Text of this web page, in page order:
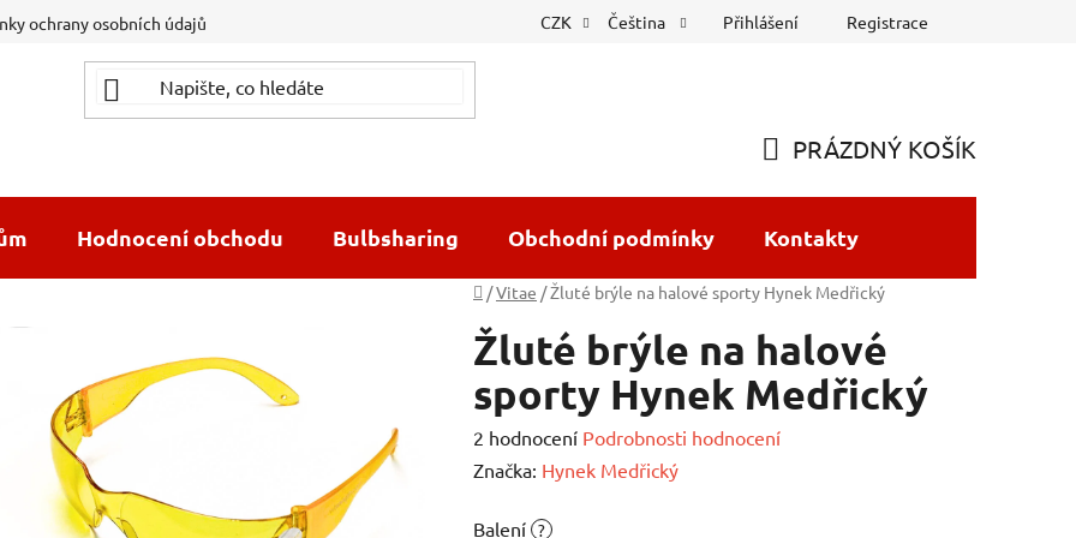
ochrany osobních údajů CZK Čeština Přihlášení Registrace
KOŠÍK
PRÁZDNÝ KOŠÍK
Hodnocení obchodu Bulbsharing Obchodní podmínky Kontakty
Domů
/Vitae /Žluté brýle na halové sporty Hynek Medřický
Žluté brýle na halové
sporty Hynek Medřický
Průměrné
hodnocení
2 hodnocení Podrobnosti hodnocení
Značka: Hynek Medřický
Balení ?